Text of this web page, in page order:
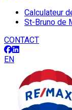
Calculateur
St-Bruno de
CONTACT
EN